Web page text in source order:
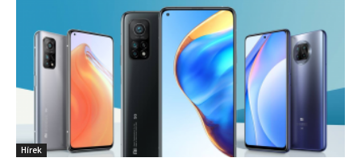
Hírek